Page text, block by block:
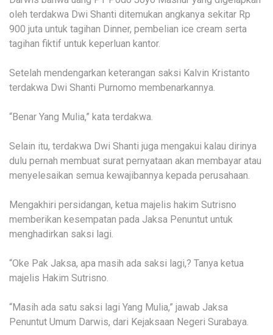
oleh terdakwa Dwi Shanti ditemukan angkanya sekitar Rp
900 juta untuk tagihan Dinner, pembelian ice cream serta
tagihan fiktif untuk keperluan kantor.
Setelah mendengarkan keterangan saksi Kalvin Kristanto
terdakwa Dwi Shanti Purnomo membenarkannya.
“Benar Yang Mulia,” kata terdakwa.
Selain itu, terdakwa Dwi Shanti juga mengakui kalau dirinya
dulu pernah membuat surat pernyataan akan membayar atau
menyelesaikan semua kewajibannya kepada perusahaan.
Mengakhiri persidangan, ketua majelis hakim Sutrisno
memberikan kesempatan pada Jaksa Penuntut untuk
menghadirkan saksi lagi.
“Oke Pak Jaksa, apa masih ada saksi lagi,? Tanya ketua
majelis Hakim Sutrisno.
“Masih ada satu saksi lagi Yang Mulia,” jawab Jaksa
Penuntut Umum Darwis, dari Kejaksaan Negeri Surabaya.